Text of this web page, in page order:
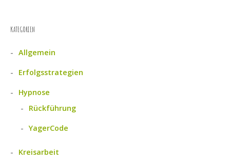
KATEGORIEN
Allgemein
Erfolgsstrategien
Hypnose
Rückführung
YagerCode
Kreisarbeit